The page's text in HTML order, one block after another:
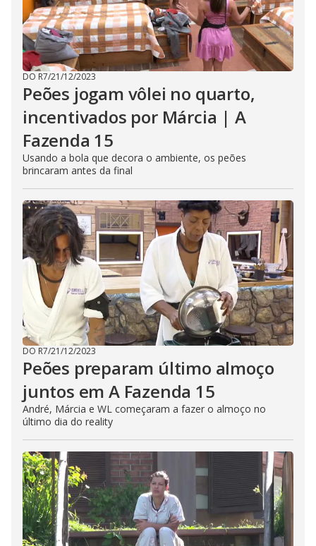
DO R7/21/12/2023
Peões jogam vôlei no quarto,
incentivados por Márcia | A
Fazenda 15
Usando a bola que decora o ambiente, os peões
brincaram antes da final
DO R7/21/12/2023
Peões preparam último almoço
juntos em A Fazenda 15
André, Márcia e WL começaram a fazer o almoço no
último dia do reality